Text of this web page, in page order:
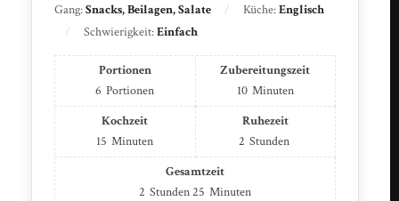
Gang:Snacks, Beilagen, Salate Küche:Englisch
Schwierigkeit:Einfach
Portionen
6 Portionen
Zubereitungszeit
10 Minuten
Kochzeit
15 Minuten
Ruhezeit
2 Stunden
Gesamtzeit
2 Stunden25 Minuten